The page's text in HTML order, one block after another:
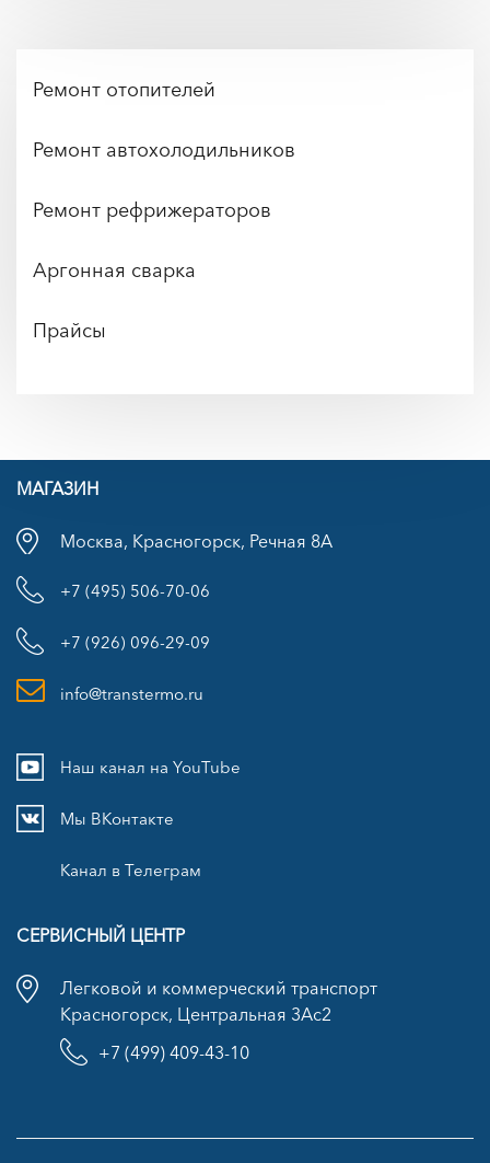
Ремонт отопителей
Ремонт автохолодильников
Ремонт рефрижераторов
Аргонная сварка
Прайсы
МАГАЗИН
Москва, Красногорск, Речная 8А
+7 (495) 506-70-06
+7 (926) 096-29-09
info@transtermo.ru
Наш канал на YouTube
Мы ВКонтакте
Канал в Телеграм
СЕРВИСНЫЙ ЦЕНТР
Легковой и коммерческий транспорт
Красногорск, Центральная 3Ас2
+7 (499) 409-43-10